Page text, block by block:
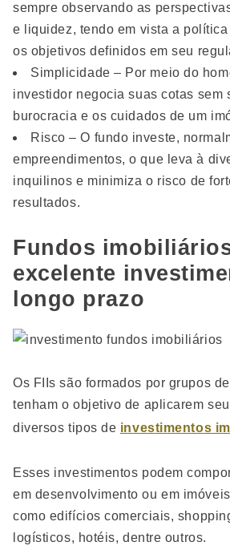
sempre observando as
e liquidez, tendo em vista a
os objetivos definidos em seu
Simplicidade – Por meio do
investidor negocia suas cotas sem
burocracia e os cuidados de um
Risco – O fundo investe,
empreendimentos, o que leva à
inquilinos e minimiza o risco de
resultados.
Fundos
excelente
longo prazo
Os FIIs são formados por grupos
tenham o objetivo de aplicarem
diversos tipos de investimentos
Esses investimentos podem
em desenvolvimento ou em
como edifícios comerciais,
logísticos, hotéis, dentre outros.